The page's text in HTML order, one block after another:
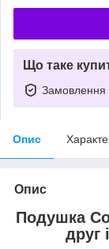
Що таке
Замовлення
Опис
Опис
Подушка
друг